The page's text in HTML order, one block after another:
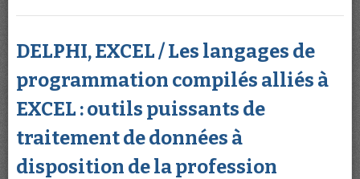
DELPHI, EXCEL / Les langages de
programmation compilés alliés à
EXCEL : outils puissants de
traitement de données à
disposition de la profession